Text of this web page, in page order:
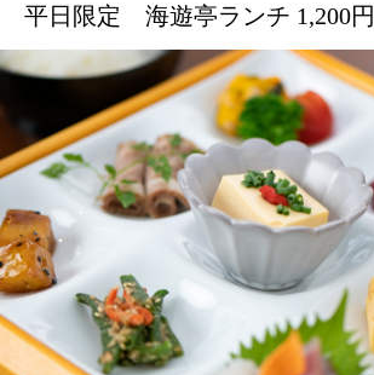
平日限定 海遊亭ランチ 1,200円